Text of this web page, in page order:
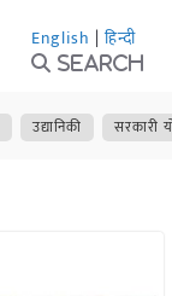
English | हिन्दी
Search
उद्यानिकी सरकारी